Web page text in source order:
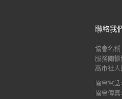
聯絡我
協會名
服務關懷
高市社
協會電話
協會傳真